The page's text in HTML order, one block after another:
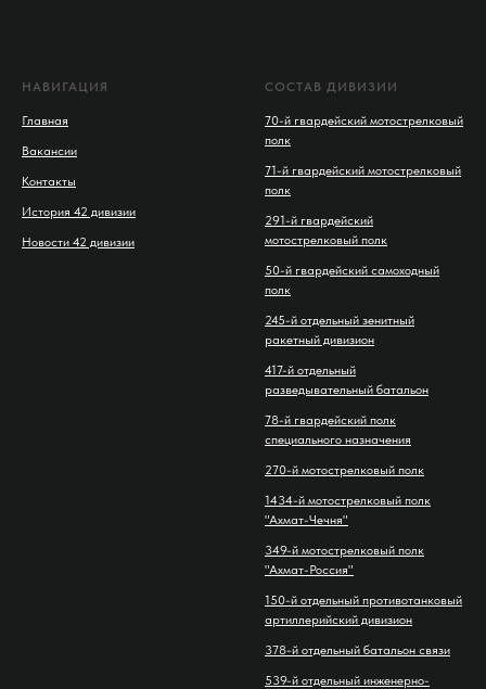
НАВИГАЦИЯ
Главная
Вакансии
Контакты
История 42 дивизии
Новости 42 дивизии
СОСТАВ ДИВИЗИИ
70-й гвардейский мотострелковый
полк
71-й гвардейский мотострелковый
полк
291-й гвардейский
мотострелковый полк
50-й гвардейский самоходный
полк
245-й отдельный зенитный
ракетный дивизион
417-й отдельный
разведывательный батальон
78-й гвардейский полк
специального назначения
270-й мотострелковый полк
1434-й мотострелковый полк
"Ахмат-Чечня"
349-й мотострелковый полк
"Ахмат-Россия"
150-й отдельный противотанковый
артиллерийский дивизион
378-й отдельный батальон связи
539-й отдельный инженерно-